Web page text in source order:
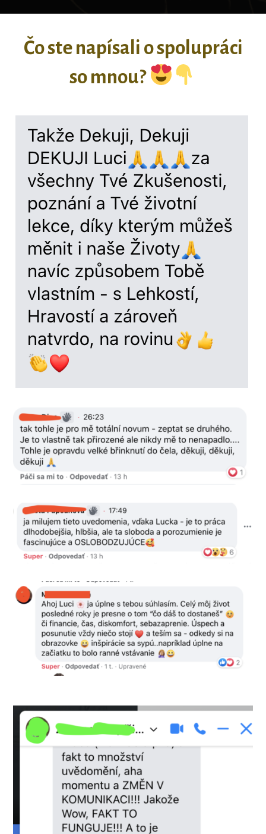
Čo ste napísali o spolupráci
so mnou?